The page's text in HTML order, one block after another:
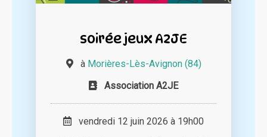
soirée jeux A2JE
à Morières-Lès-Avignon (84)
Association A2JE
vendredi 12 juin 2026 à 19h00